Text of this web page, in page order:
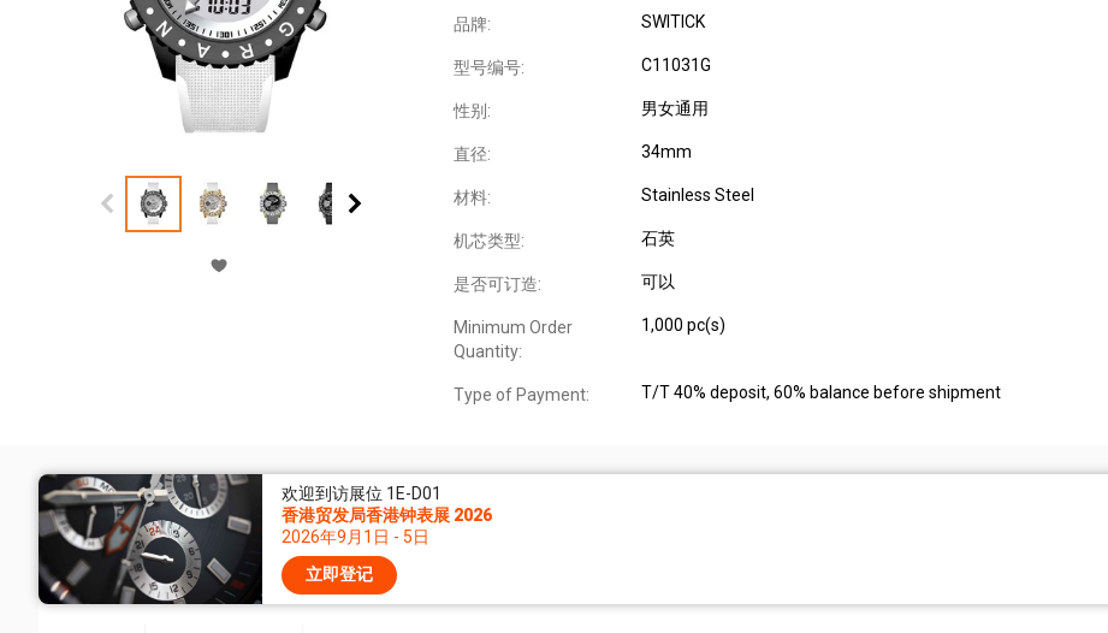
品牌: SWITICK
型号编号: C11031G
性别: 男女通用
直径: 34mm
材料: Stainless Steel
机芯类型: 石英
是否可订造: 可以
Minimum Order
Quantity:
1,000 pc(s)
Type of Payment: T/T 40% deposit, 60% balance before shipment
欢迎到访展位 1E-D01
香港贸发局香港钟表展 2026
2026年9月1日 - 5日
立即登记